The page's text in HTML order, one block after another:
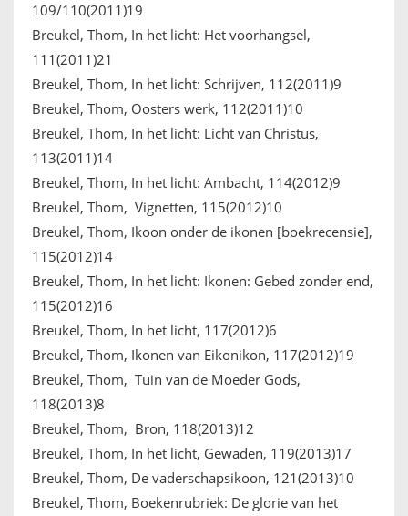
109/110(2011)19
Breukel, Thom, In het licht: Het voorhangsel,
111(2011)21
Breukel, Thom, In het licht: Schrijven, 112(2011)9
Breukel, Thom, Oosters werk, 112(2011)10
Breukel, Thom, In het licht: Licht van Christus,
113(2011)14
Breukel, Thom, In het licht: Ambacht, 114(2012)9
Breukel, Thom, Vignetten, 115(2012)10
Breukel, Thom, Ikoon onder de ikonen [boekrecensie],
115(2012)14
Breukel, Thom, In het licht: Ikonen: Gebed zonder end,
115(2012)16
Breukel, Thom, In het licht, 117(2012)6
Breukel, Thom, Ikonen van Eikonikon, 117(2012)19
Breukel, Thom, Tuin van de Moeder Gods,
118(2013)8
Breukel, Thom, Bron, 118(2013)12
Breukel, Thom, In het licht, Gewaden, 119(2013)17
Breukel, Thom, De vaderschapsikoon, 121(2013)10
Breukel, Thom, Boekenrubriek: De glorie van het